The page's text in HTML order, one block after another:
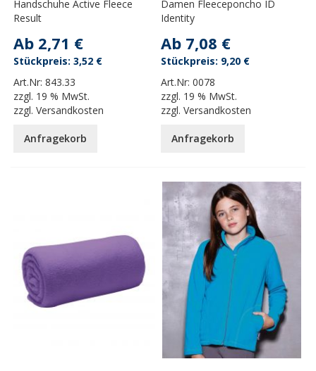
Handschuhe Active Fleece
Result
Ab 2,71 €
Art.Nr:843.33
zzgl. 19 % MwSt.
zzgl.Versandkosten
3,52 €
Anfragekorb
Damen Fleeceponcho ID
Identity
Ab 7,08 €
Art.Nr:0078
zzgl. 19 % MwSt.
zzgl.Versandkosten
9,20 €
Anfragekorb